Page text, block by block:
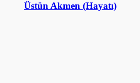
Üstün Akmen (Hayatı)